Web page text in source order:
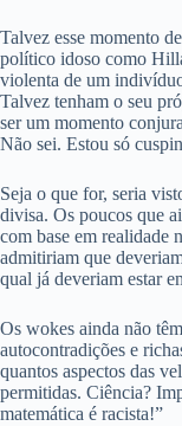
Talvez esse momento
político idoso como
violenta de um
Talvez tenham o seu
ser um momento
Não sei. Estou só
Seja o que for, seria
divisa. Os poucos que
com base em realidade
admitiriam que
qual já deveriam estar
Os wokes ainda não
autocontradições e
quantos aspectos das
permitidas. Ciência?
matemática é racista!”